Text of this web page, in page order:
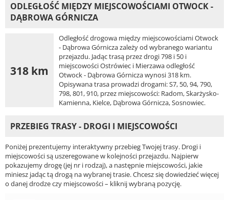
ODLEGŁOŚĆ MIĘDZY MIEJSCOWOŚCIAMI OTWOCK -
DĄBROWA GÓRNICZA
318 km
Odległość drogowa między miejscowościami Otwock
- Dąbrowa Górnicza zależy od wybranego wariantu
przejazdu. Jadąc trasą przez drogi 798 i 50 i
miejscowości Ostrówiec i Mierzawa odległość
Otwock - Dąbrowa Górnicza wynosi 318 km.
Opisywana trasa prowadzi drogami: S7, 50, 94, 790,
798, 801, 910, przez miejscowości: Radom, Skarżysko-
Kamienna, Kielce, Dąbrowa Górnicza, Sosnowiec.
PRZEBIEG TRASY - DROGI I MIEJSCOWOŚCI
Poniżej prezentujemy interaktywny przebieg Twojej trasy. Drogi i
miejscowości są uszeregowane w kolejności przejazdu. Najpierw
pokazujemy drogę (jej nr i rodzaj), a następnie miejscowości, jakie
miniesz jadąc tą drogą na wybranej trasie. Chcesz się dowiedzieć więcej
o danej drodze czy miejscowości – kliknij wybraną pozycję.